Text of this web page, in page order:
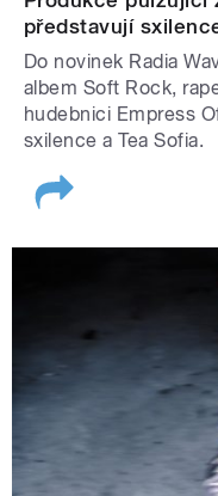
představují
Do novinek Radia
albem Soft Rock,
hudebnici Empress
sxilence a Tea Sofia.